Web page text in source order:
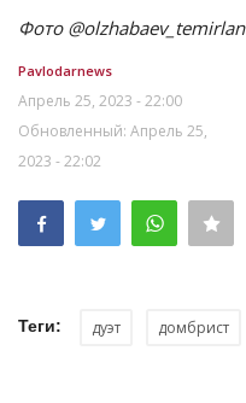
Фото @olzhabaev_temirlan
Pavlodarnews
Апрель 25, 2023 - 22:00
Обновленный: Апрель 25,
2023 - 22:02
Теги: дуэт домбрист